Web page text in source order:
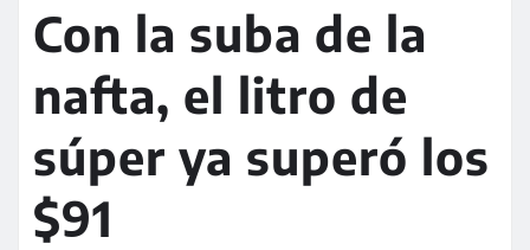
Con la suba de la
nafta, el litro de
súper ya superó los
$91